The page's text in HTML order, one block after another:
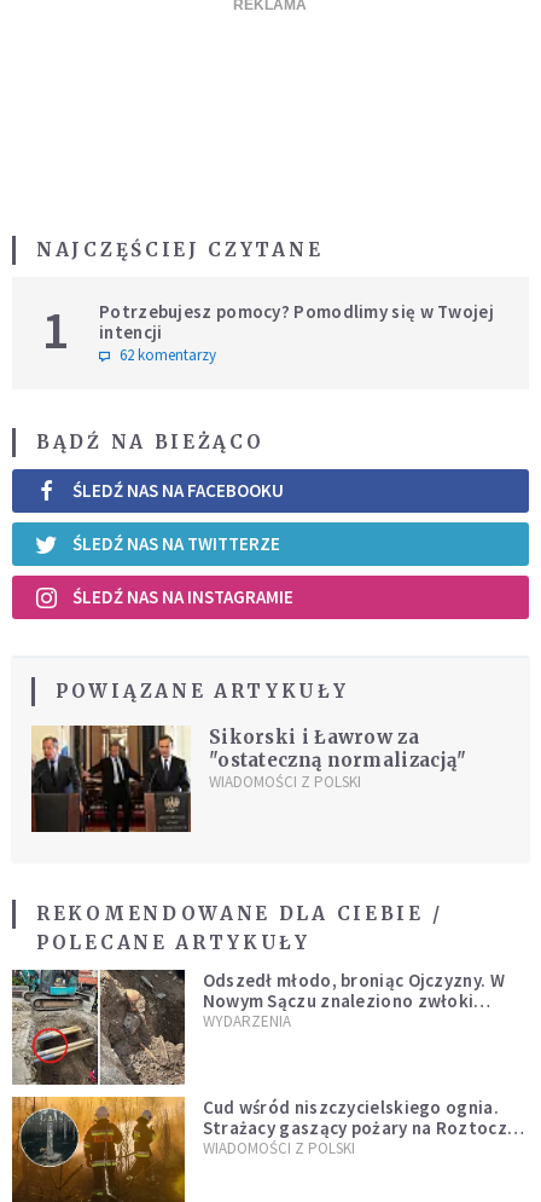
NAJCZĘŚCIEJ CZYTANE
1
Potrzebujesz pomocy? Pomodlimy się w Twojej
intencji
62 komentarzy
BĄDŹ NA BIEŻĄCO
ŚLEDŹ NAS NA FACEBOOKU
ŚLEDŹ NAS NA TWITTERZE
ŚLEDŹ NAS NA INSTAGRAMIE
POWIĄZANE ARTYKUŁY
Sikorski i Ławrow za
"ostateczną normalizacją"
WIADOMOŚCI Z POLSKI
REKOMENDOWANE DLA CIEBIE /
POLECANE ARTYKUŁY
Odszedł młodo, broniąc Ojczyzny. W
Nowym Sączu znaleziono zwłoki
mężczyzny z czasów potopu
WYDARZENIA
Cud wśród niszczycielskiego ognia.
Strażacy gaszący pożary na Roztoczu
opublikowali niezwykłe zdjęcie
WIADOMOŚCI Z POLSKI